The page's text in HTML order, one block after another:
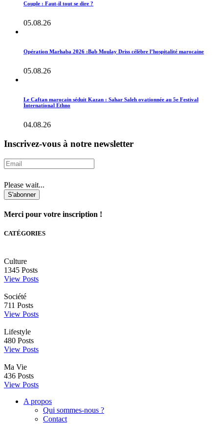
Couple : Faut-il tout se dire ?
05.08.26
Opération Marhaba 2026 :Bab Moulay Driss célèbre l’hospitalité marocaine
05.08.26
Le Caftan marocain séduit Kazan : Sahar Saleh ovationnée au 5e Festival
International Ethno
04.08.26
Inscrivez-vous à notre newsletter
Please wait...
S'abonner
Merci pour votre inscription !
CATÉGORIES
Culture
1345 Posts
View Posts
Société
711 Posts
View Posts
Lifestyle
480 Posts
View Posts
Ma Vie
436 Posts
View Posts
A propos
Qui sommes-nous ?
Contact